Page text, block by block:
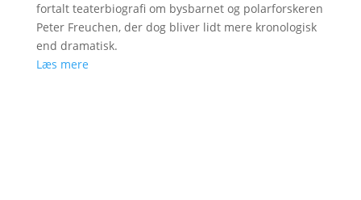
fortalt teaterbiografi om bysbarnet og polarforskeren
Peter Freuchen, der dog bliver lidt mere kronologisk
end dramatisk.
Læs mere